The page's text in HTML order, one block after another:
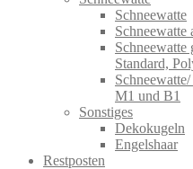
Schneewatte
Schneewatte
Standard,
M1 und B1
Sonstiges
Dekokugeln
Engelshaar
Restposten